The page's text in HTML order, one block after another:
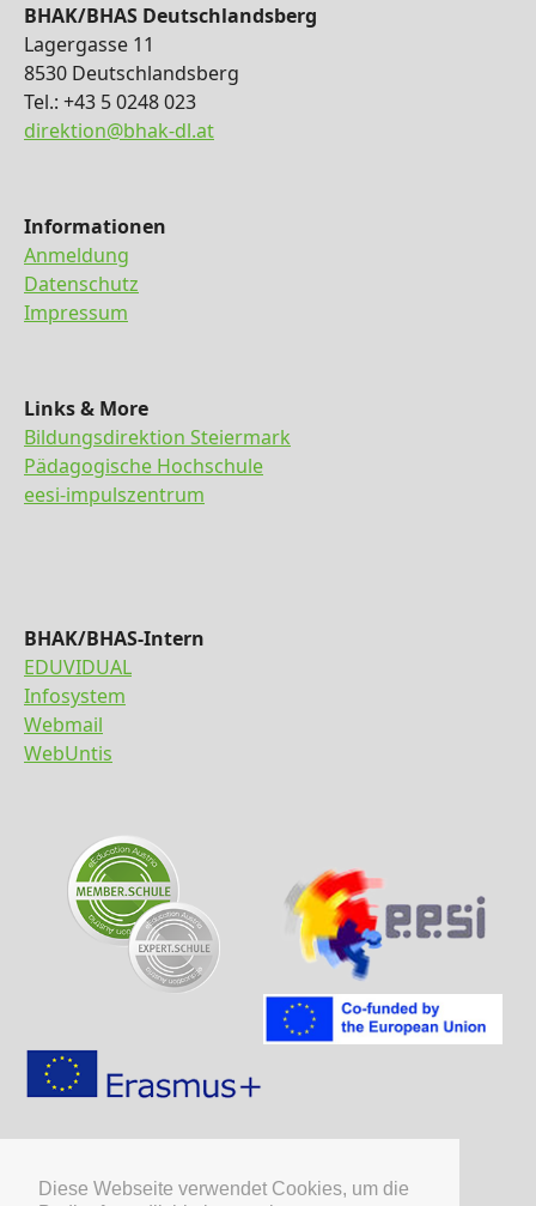
Diese Webseite verwendet Cookies, um die
BHAK/BHAS Deutschlandsberg
Lagergasse 11
8530 Deutschlandsberg
Tel.: +43 5 0248 023
direktion@bhak-dl.at
Informationen
Anmeldung
Datenschutz
Impressum
Links & More
Bildungsdirektion Steiermark
Pädagogische Hochschule
eesi-impulszentrum
BHAK/BHAS-Intern
EDUVIDUAL
Infosystem
Webmail
WebUntis